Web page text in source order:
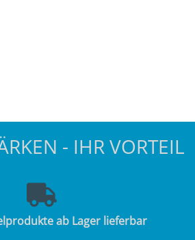
- IHR VORTEIL
ab Lager lieferbar